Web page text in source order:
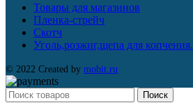
Товары для магазинов
Пленка-стрейч
Скотч
Уголь,розжиг,щепа для копчения.
© 2022 Created by mobit.ru
Поиск